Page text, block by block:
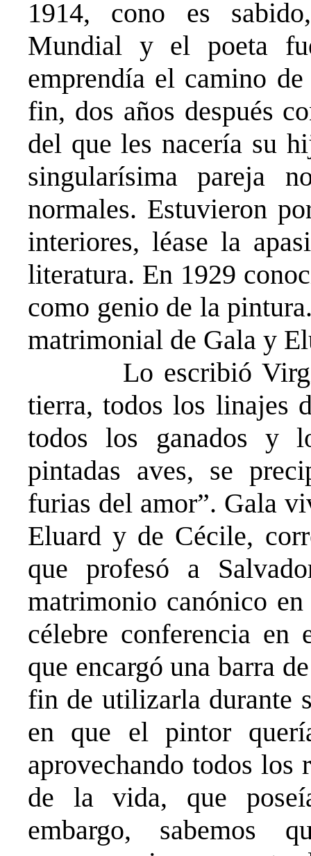
1914, cono es
Mundial y el poeta
emprendía el camino
fin, dos años después
del que les nacería su
singularísima pareja
normales. Estuvieron
interiores, léase la
literatura. En 1929
como genio de la
matrimonial de Gala y
Lo escribió
tierra, todos los linajes
todos los ganados y
pintadas aves, se
furias del amor”. Gala
Eluard y de Cécile,
que profesó a
matrimonio canónico
célebre conferencia en
que encargó una barra
fin de utilizarla durante
en que el pintor
aprovechando todos los
de la vida, que
embargo, sabemos